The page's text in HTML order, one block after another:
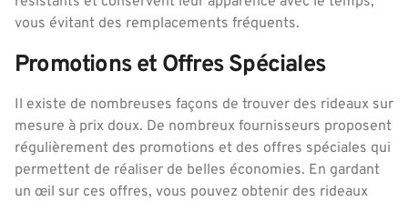
vous évitant des remplacements fréquents.
Promotions et Offres Spéciales
Il existe de nombreuses façons de trouver des rideaux sur
mesure à prix doux. De nombreux fournisseurs proposent
régulièrement des promotions et des offres spéciales qui
permettent de réaliser de belles économies. En gardant
un œil sur ces offres, vous pouvez obtenir des rideaux